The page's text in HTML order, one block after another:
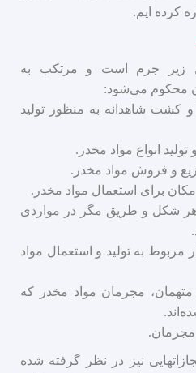
کرده ایم.
۱ – اعمال زیر جرم است و مرتکب به
محکوم می‌شود:
شاهدانه به منظور تولید
هر شکل و طریق مگر در مواردی
مربوط به تولید و استعمال مواد
متهمان، مجرمان مواد مخدر که
نیز در نظر گرفته شده